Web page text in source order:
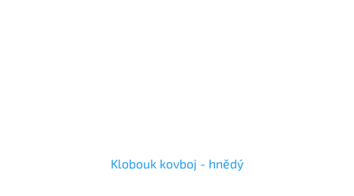
Klobouk kovboj - hnědý